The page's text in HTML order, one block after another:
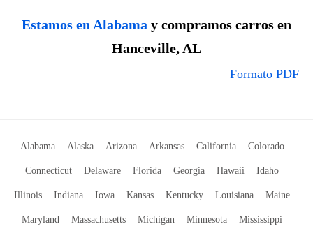
Estamos en Alabama y compramos carros en
Hanceville, AL
Formato PDF
Alabama Alaska Arizona Arkansas California Colorado
Connecticut Delaware Florida Georgia Hawaii Idaho
Illinois Indiana Iowa Kansas Kentucky Louisiana Maine
Maryland Massachusetts Michigan Minnesota Mississippi